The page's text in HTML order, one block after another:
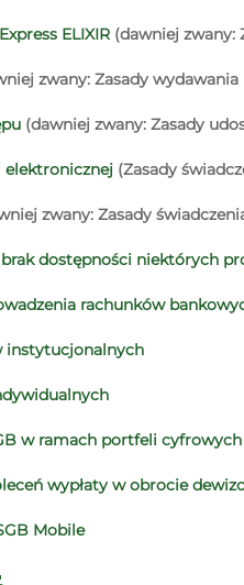
ELIXIR (dawniej zwany:
zwany: Zasady
(dawniej zwany: Zasady
elektronicznej (Zasady
zwany: Zasady
brak dostępności niektórych
rachunków
instytucjonalnych
w ramach portfeli cyfrowych
wypłaty w obrocie
Mobile